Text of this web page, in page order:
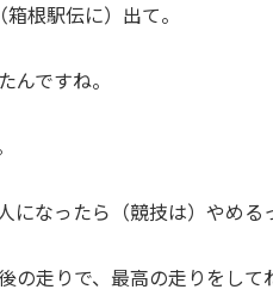
根駅伝に）出て。
んですね。
になったら（競技は）やめる
の走りで、最高の走りをして